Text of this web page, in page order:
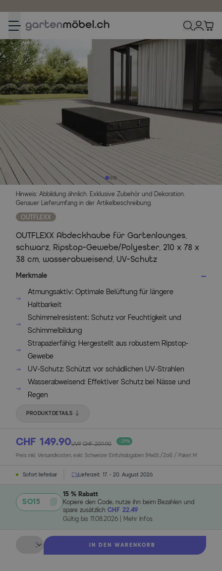
Hinweis: Abbildung ähnlich. Exklusive Zubehör und Dekoration.
Genauer Lieferumfang in der Artikelbeschreibung.
OUTFLEXX
OUTFLEXX Abdeckhaube für Gartenlounges,
schwarz, Ripstop-Gewebe/Polyester, 210 x 78 x
38 cm, wasserabweisend, UV-Schutz
Merkmale
Atmungsaktiv: Optimale Belüftung für längere
Haltbarkeit
Schimmelresistent: Schutz vor Feuchtigkeit und
Schimmelbildung
Strapazierfähig: Hergestellt aus robustem Ripstop-
Gewebe
UV-Schutz: Schützt vor schädlichen UV-Strahlen
Wasserabweisend: Effektiver Schutz bei Nässe und
Regen
PRODUKTDETAILS
CHF 149.90UVP CHF 209.90 - 29%
Preis inkl. Versandkosten, exkl. Schweizer Einfuhrabgaben (MwSt./Zoll) / Paket M
Sofort lieferbar Lieferzeit: 17. - 20. August 2026
SO15
15 % Rabatt
Kopiere den Code, nutze ihn beim Bezahlen und
spare zusätzlich CHF 22.49
Gültig bis 11.08.2026 Mehr Infos
Menge
IN DEN WARENKORB